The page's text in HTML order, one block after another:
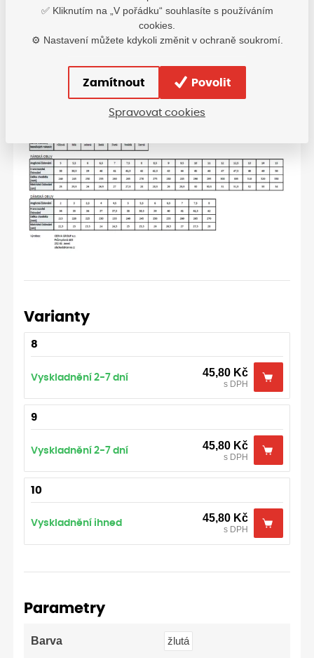
Varianty
8
Vyskladnění 2-7 dní 45,80 Kč
s DPH
9
Vyskladnění 2-7 dní 45,80 Kč
s DPH
10
Vyskladnění ihned 45,80 Kč
s DPH
Parametry
Barva žlutá
✅ Kliknutím na „V pořádku“ souhlasíte s používáním
cookies.
⚙️ Nastavení můžete kdykoli změnit v ochraně soukromí.
Zamítnout Povolit
Spravovat cookies